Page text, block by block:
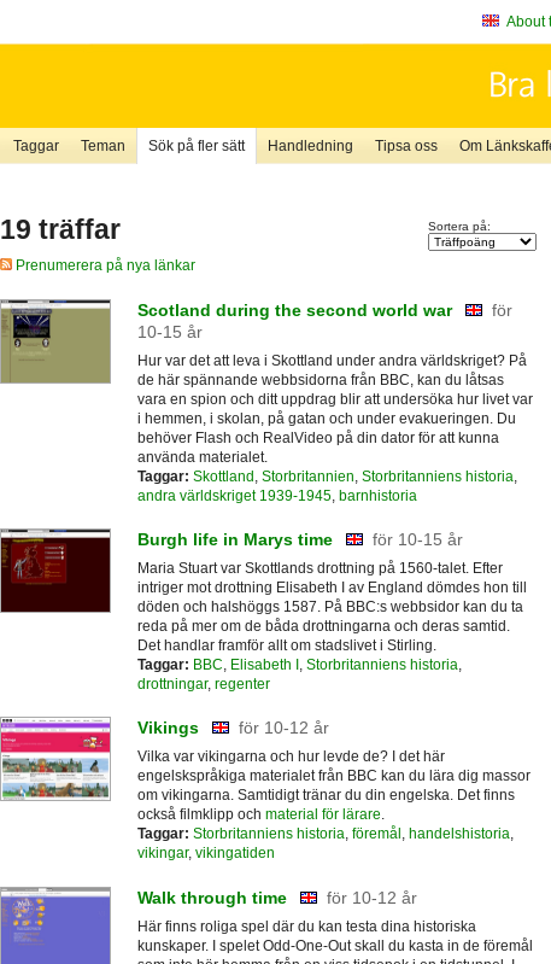
About
Taggar Teman Sök på fler sätt Handledning Tipsa oss Om
19 träffar Sortera på:
Prenumerera på nya länkar
Scotland during the second world war
för
10-15 år
Hur var det att leva i Skottland under andra världskriget? På
de här spännande webbsidorna från BBC, kan du låtsas
vara en spion och ditt uppdrag blir att undersöka hur livet var
i hemmen, i skolan, på gatan och under evakueringen. Du
behöver Flash och RealVideo på din dator för att kunna
använda materialet.
Taggar: Skottland Storbritannien Storbritanniens historia
andra världskriget 1939-1945, barnhistoria
Burgh life in Marys time för 10-15 år
Maria Stuart var Skottlands drottning på 1560-talet. Efter
intriger mot drottning Elisabeth I av England dömdes hon till
döden och halshöggs 1587. På BBC:s webbsidor kan du ta
reda på mer om de båda drottningarna och deras samtid.
Det handlar framför allt om stadslivet i Stirling.
Taggar: BBC, Elisabeth I , Storbritanniens historia,
drottningar, regenter
Vikings för 10-12 år
Vilka var vikingarna och hur levde de? I det här
engelskspråkiga materialet från BBC kan du lära dig massor
om vikingarna. Samtidigt tränar du din engelska. Det finns
också filmklipp och material för lärare.
Taggar: Storbritanniens historia, föremål , handelshistoria,
vikingar, vikingatiden
Walk through time för 10-12 år
Här finns roliga spel där du kan testa dina historiska
kunskaper. I spelet Odd-One-Out skall du kasta in de föremål